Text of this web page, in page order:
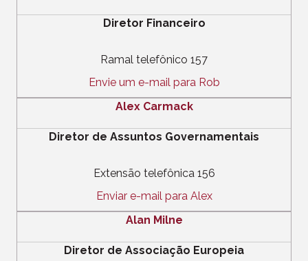
Diretor Financeiro
Ramal telefônico 157
Envie um e-mail para Rob
Alex Carmack
Diretor de Assuntos Governamentais
Extensão telefônica 156
Enviar e-mail para Alex
Alan Milne
Diretor de Associação Europeia